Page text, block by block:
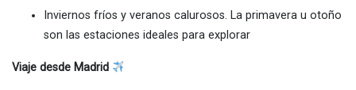
Inviernos fríos y veranos calurosos. La primavera u otoño
son las estaciones ideales para explorar
Viaje desde Madrid